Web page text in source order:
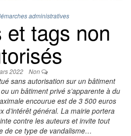
administratives
et tags non
2022 Non
sans autorisation sur un bâtiment
un bâtiment privé s’apparente à du
encourue est de 3 500 euros
d’intérêt général. La mairie portera
contre les auteurs et invite tout
de ce type de vandalisme…